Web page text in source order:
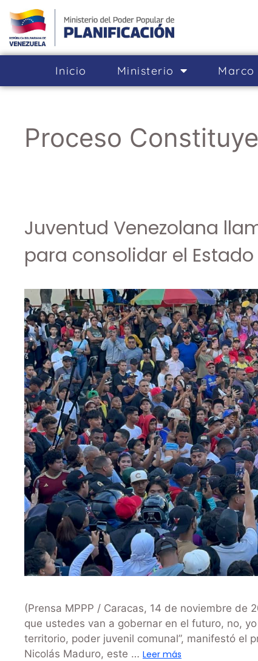
Inicio Ministerio Marco
Proceso
Juventud Venezolana
para consolidar el
(Prensa MPPP / Caracas, 14 de noviembre de
que ustedes van a gobernar en el futuro, no,
territorio, poder juvenil comunal”, manifestó el
Nicolás Maduro, este … Leer más